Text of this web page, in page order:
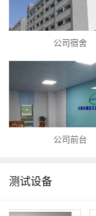
公司宿舍
公司前台
测试设备